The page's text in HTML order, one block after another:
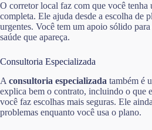
O corretor local faz com que você tenha
completa. Ele ajuda desde a escolha de
urgentes. Você tem um apoio sólido
saúde que apareça.
Consultoria Especializada
A consultoria especializada também é
explica bem o contrato, incluindo o que
você faz escolhas mais seguras. Ele
problemas enquanto você usa o plano.